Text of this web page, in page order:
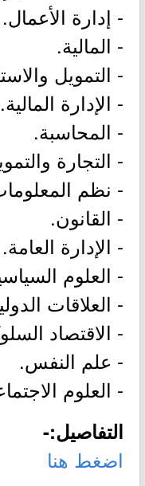
- إدارة الأعمال.
- المالية.
- التمويل
- الإدارة المالية.
- المحاسبة.
- التجارة
- نظم
- القانون.
- الإدارة العامة.
- العلوم
- العلاقات
- الاقتصاد
- علم النفس.
- العلوم
التفاصيل:-
اضغط هنا